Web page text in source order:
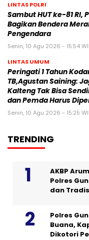
LINTAS POLRI
Sambut HUT ke-81 RI,
Bagikan Bendera
Pengendara
Senin, 10 Agu 2026 - 15:54
LINTAS UMUM
Peringati 1 Tahun
TB,Agustan Saining:
Kalteng Tak Bisa
dan Pemda Harus
Senin, 10 Agu 2026 - 15:25
TRENDING
AKBP
Polres
dan
Polres
Buana,
Dikotori